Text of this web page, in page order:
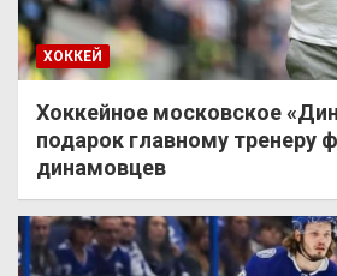
ХОККЕЙ
Хоккейное московское
подарок главному тренеру
динамовцев